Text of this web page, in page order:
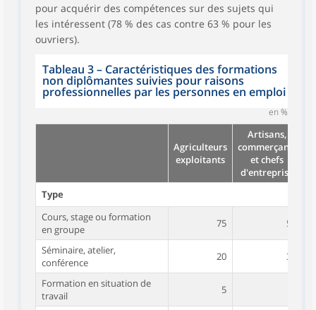
pour acquérir des compétences sur des sujets qui
les intéressent (78 % des cas contre 63 % pour les
ouvriers).
Tableau 3– Caractéristiques des formations
non diplômantes suivies pour raisons
professionnelles par les personnes en emploi
en %
Agriculteurs
exploitants
Artisans,
commerçants
et chefs
d'entreprise
Type
Cours, stage ou formation
en groupe
75 51
Séminaire, atelier,
conférence
20 39
Formation en situation de
travail
5